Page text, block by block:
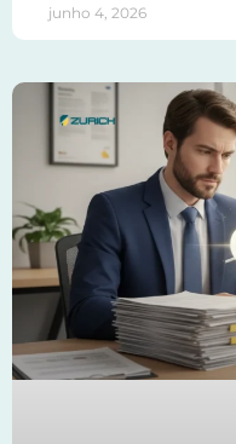
junho 4, 2026